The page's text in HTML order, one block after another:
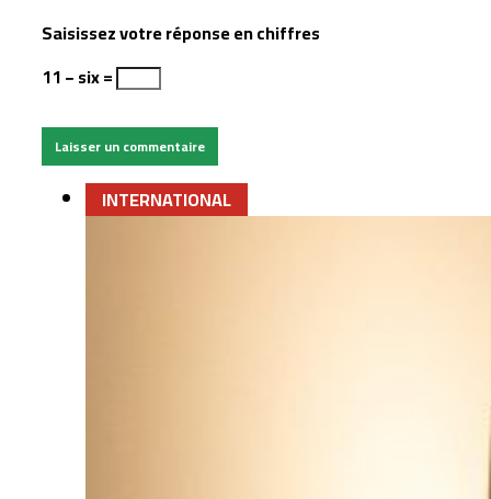
Saisissez votre réponse en chiffres
11 − six =
INTERNATIONAL